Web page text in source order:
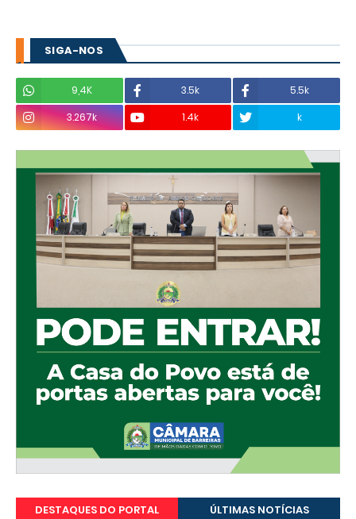
SIGA-NOS
9,4K 3.5k
5.5k
3.267k
1.4k k
DESTAQUES DO PORTAL ÚLTIMAS NOTÍCIAS